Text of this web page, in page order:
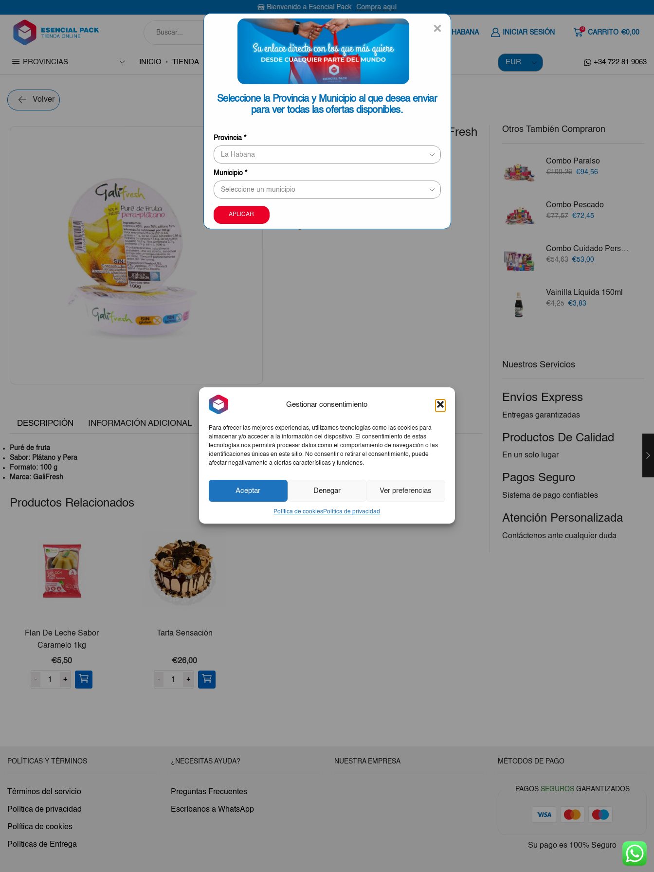
Gestionar consentimiento
Para ofrecer las mejores experiencias, utilizamos tecnologías como las cookies para
almacenar y/o acceder a la información del dispositivo. El consentimiento de estas
tecnologías nos permitirá procesar datos como el comportamiento de navegación o las
identificaciones únicas en este sitio. No consentir o retirar el consentimiento, puede
afectar negativamente a ciertas características y funciones.
Aceptar Denegar Ver preferencias
Política de cookiesPolítica de privacidad
×
Seleccione la Provincia y Municipio al que desea enviar
para ver todas las ofertas disponibles.
Provincia *
Municipio *
APLICAR
Bienvenido a Esencial Pack Compra aquí
SEARCH
INPUT
ENVIAR A LA HABANA INICIAR SESIÓN 0 CARRITO €0,00
PROVINCIAS INICIO TIENDA +34 722 81 9063
Volver
Puré de fruta Plátano y Pera GaliFresh
100g
€0,65
Este producto puede ser entregado en Ciego de Ávila,
DESCRIPCIÓN INFORMACIÓN ADICIONAL
Puré de fruta
Sabor: Plátano y Pera
Formato: 100 g
Marca: GaliFresh
Productos Relacionados
Flan De Leche Sabor
Caramelo 1kg
€5,50
- +
Tarta Sensación
€26,00
- +
Otros También Compraron
Combo Paraíso
€100,26 El
€100,26.
€94,56El
€94,56.
Combo Pescado
€77,57 El
€77,57.
€72,45El
€72,45. Combo Cuidado Personal Plus
€54,63 El
€54,63.
€53,00El
€53,00.
Vainilla Líquida 150ml
€4,25 El
€3,83El
Nuestros Servicios
Envíos Express
Entregas garantizadas
Productos De Calidad
En un solo lugar
Pagos Seguro
Sistema de pago confiables
Atención Personalizada
Contáctenos ante cualquier duda
POLÍTICAS Y TÉRMINOS
Términos del servicio
Política de privacidad
Política de cookies
Políticas de Entrega
¿NECESITAS AYUDA?
Preguntas Frecuentes
Escríbanos a WhatsApp
NUESTRA EMPRESA MÉTODOS DE PAGO
PAGOS SEGUROSGARANTIZADOS
Su pago es 100% Seguro